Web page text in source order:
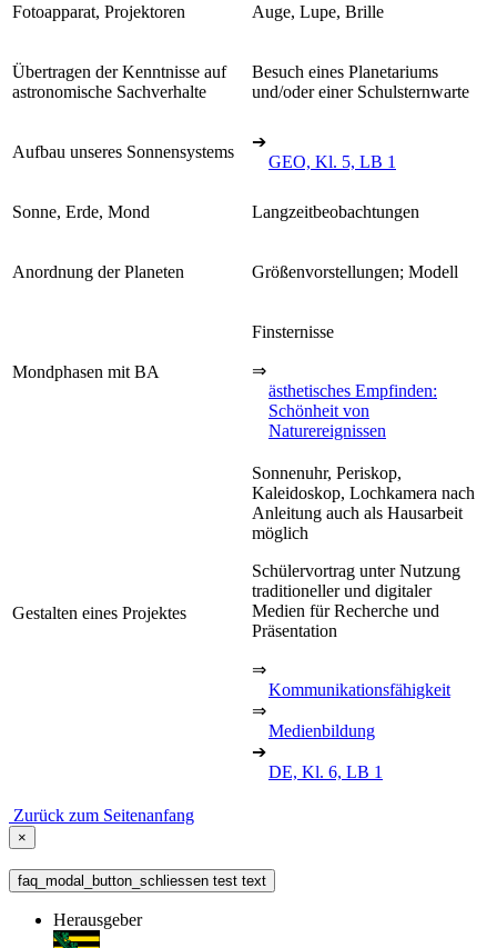
Fotoapparat, Projektoren Auge, Lupe, Brille
Übertragen der Kenntnisse auf
astronomische Sachverhalte
Besuch eines Planetariums
und/oder einer Schulsternwarte
Aufbau unseres Sonnensystems
➔
GEO, Kl. 5, LB 1
Sonne, Erde, Mond Langzeitbeobachtungen
Anordnung der Planeten Größenvorstellungen; Modell
Mondphasen mit BA
Finsternisse
⇒
ästhetisches Empfinden:
Schönheit von
Naturereignissen
Gestalten eines Projektes
Sonnenuhr, Periskop,
Kaleidoskop, Lochkamera nach
Anleitung auch als Hausarbeit
möglich
Schülervortrag unter Nutzung
traditioneller und digitaler
Medien für Recherche und
Präsentation
⇒
Kommunikationsfähigkeit
⇒
Medienbildung
➔
DE, Kl. 6, LB 1
Zurück zum Seitenanfang
×
faq_modal_button_schliessen test text
Herausgeber